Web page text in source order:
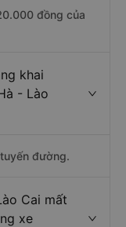
đồng của
khai
- Lào
đường.
Cai mất
xe